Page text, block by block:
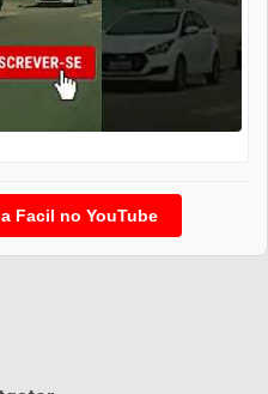
Facil no YouTube